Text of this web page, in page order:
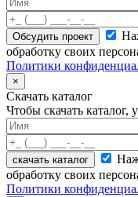
обработку своих
Политики
×
Скачать каталог
Чтобы скачать каталог,
скачать каталог
обработку своих
Политики